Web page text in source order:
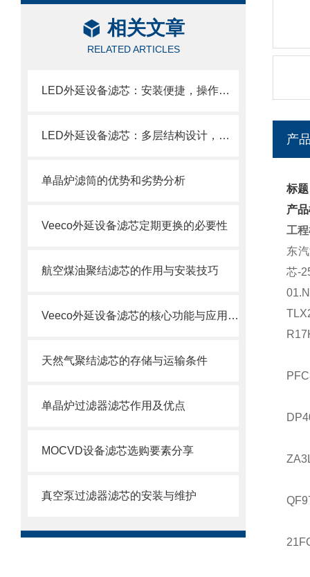
相关文章
RELATED ARTICLES
LED外延设备滤芯：安装便捷，操作轻松
LED外延设备滤芯：多层结构设计，层层过滤防护
单晶炉滤筒的优势和劣势分析
Veeco外延设备滤芯定期更换的必要性
航空煤油聚结滤芯的作用与安装技巧
Veeco外延设备滤芯的核心功能与应用场景
天然气聚结滤芯的存储与运输条件
单晶炉过滤器滤芯作用及优点
MOCVD设备滤芯选购要素分享
真空泵过滤器滤芯的安装与维护
产
标
产
工
东
芯-